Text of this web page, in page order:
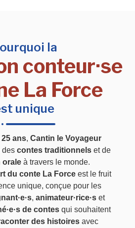
la
conteur·se
La Force
unique
25 ans,Cantin le Voyageur
des contes traditionnelset de
orale à travers le monde.
du conte La Force est le fruit
unique, conçue pour les
,animateur·rice·s et
de contesqui souhaitent
des histoiresavec